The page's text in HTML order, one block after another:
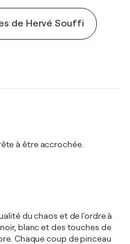
de Hervé Souffi
à être accrochée.
du chaos et de l'ordre à
blanc et des touches de
Chaque coup de pinceau